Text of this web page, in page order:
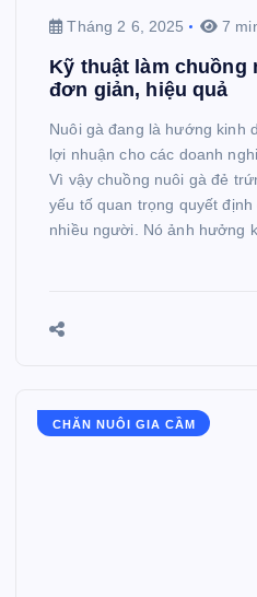
Tháng 2 6, 2025 7
Kỹ thuật làm chuồng
đơn giản, hiệu quả
Nuôi gà đang là hướng kinh
lợi nhuận cho các doanh
Vì vậy chuồng nuôi gà đẻ
yếu tố quan trọng quyết
nhiều người. Nó ảnh hưởng
CHĂN NUÔI GIA CẦM